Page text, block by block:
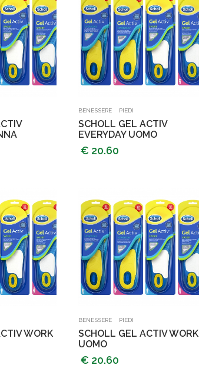
al carrello Aggiungi al carrello
BENESSERE PIEDI
SCHOLL GEL ACTIV
EVERYDAY UOMO
€ 20.60
al carrello
WORK
Aggiungi al carrello
BENESSERE PIEDI
SCHOLL GEL ACTIV WORK
UOMO
€ 20.60